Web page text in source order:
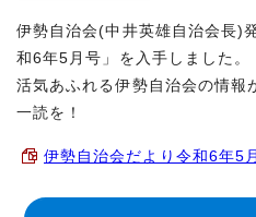
伊勢自治会(中井英雄自治会長)
和6年5月号」を入手しました。
活気あふれる伊勢自治会の情報
一読を！
伊勢自治会だより令和6年5